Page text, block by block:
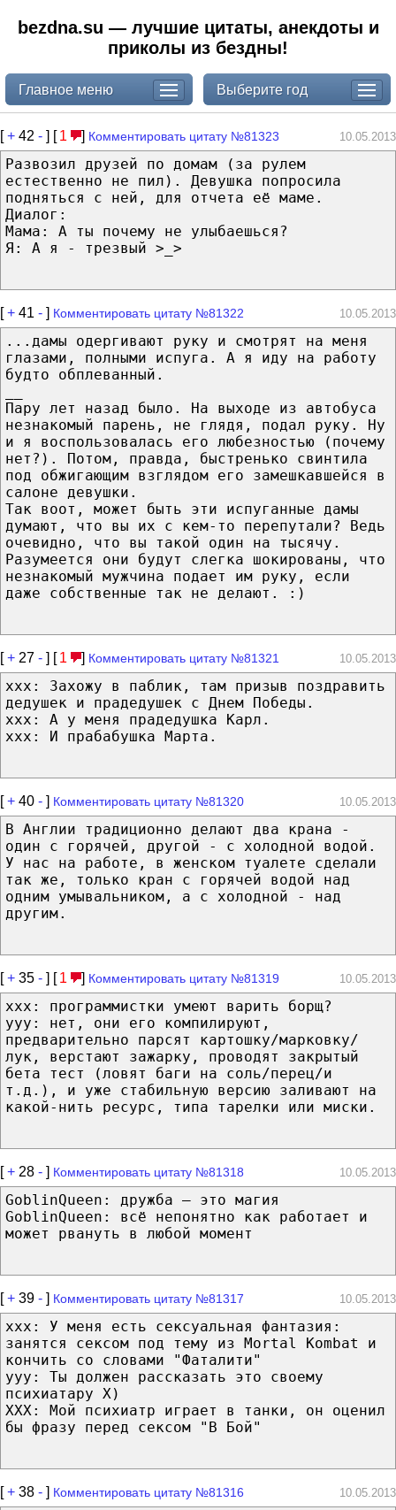
bezdna.su — лучшие цитаты, анекдоты и
приколы из бездны!
Главное меню Выберите год
[+ 42 - ] [ 1 ] Комментировать цитату №81323 10.05.2013
Развозил друзей по домам (за рулем
естественно не пил). Девушка попросила
подняться с ней, для отчета её маме.
Диалог:
Мама: А ты почему не улыбаешься?
Я: А я - трезвый >_>
[+ 41 - ] Комментировать цитату №81322 10.05.2013
...дамы одергивают руку и смотрят на меня
глазами, полными испуга. А я иду на работу
будто обплеванный.
Пару лет назад было. На выходе из автобуса
незнакомый парень, не глядя, подал руку. Ну
и я воспользовалась его любезностью (почему
нет?). Потом, правда, быстренько свинтила
под обжигающим взглядом его замешкавшейся в
салоне девушки.
Так воот, может быть эти испуганные дамы
думают, что вы их с кем-то перепутали? Ведь
очевидно, что вы такой один на тысячу.
Разумеется они будут слегка шокированы, что
незнакомый мужчина подает им руку, если
даже собственные так не делают. :)
[+ 27 - ] [ 1 ] Комментировать цитату №81321 10.05.2013
ххх: Захожу в паблик, там призыв поздравить
дедушек и прадедушек с Днем Победы.
ххх: А у меня прадедушка Карл.
ххх: И прабабушка Марта.
[+ 40 - ] Комментировать цитату №81320 10.05.2013
В Англии традиционно делают два крана -
один с горячей, другой - с холодной водой.
У нас на работе, в женском туалете сделали
так же, только кран с горячей водой над
одним умывальником, а с холодной - над
другим.
[+ 35 - ] [ 1 ] Комментировать цитату №81319 10.05.2013
xxx: программистки умеют варить борщ?
yyy: нет, они его компилируют,
предварительно парсят картошку/марковку/
лук, верстают зажарку, проводят закрытый
бета тест (ловят баги на соль/перец/и
т.д.), и уже стабильную версию заливают на
какой-нить ресурс, типа тарелки или миски.
[+ 28 - ] Комментировать цитату №81318 10.05.2013
GoblinQueen: дружба — это магия
GoblinQueen: всё непонятно как работает и
может рвануть в любой момент
[+ 39 - ] Комментировать цитату №81317 10.05.2013
xxx: У меня есть сексуальная фантазия:
занятся сексом под тему из Mortal Kombat и
кончить со словами "Фаталити"
yyy: Ты должен рассказать это своему
психиатару X)
XXX: Мой психиатр играет в танки, он оценил
бы фразу перед сексом "В Бой"
[+ 38 - ] Комментировать цитату №81316 10.05.2013